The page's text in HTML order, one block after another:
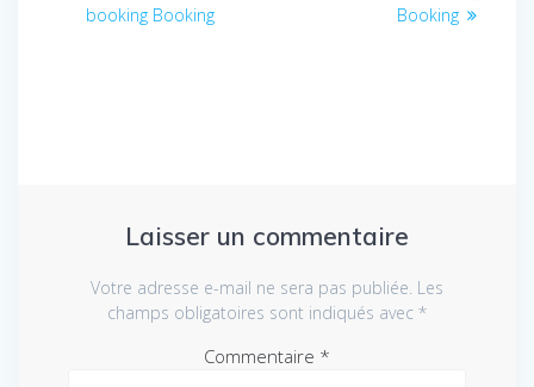
précédent
booking Booking
suivant
Booking
Laisser un commentaire
Votre adresse e-mail ne sera pas publiée. Les
champs obligatoires sont indiqués avec *
Commentaire *